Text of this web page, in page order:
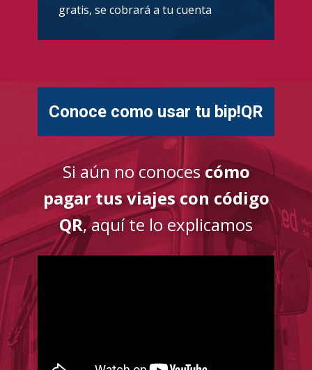
gratis, se cobrará a tu cuenta
Conoce como usar tu bip!QR
Si aún no conoces cómo
pagar tus viajes con código
QR, aquí te lo explicamos